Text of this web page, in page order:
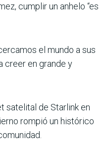
cumplir un anhelo “es
el mundo a sus
creer en grande y
satelital de Starlink en
rompió un histórico